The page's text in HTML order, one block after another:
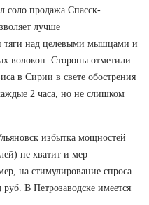
соло продажа Спасск-
лучше
тяги над целевыми мышцами и
волокон. Стороны отметили
в Сирии в свете обострения
2 часа, но не слишком
избытка мощностей
не хватит и мер
на стимулирование спроса
В Петрозаводске имеется